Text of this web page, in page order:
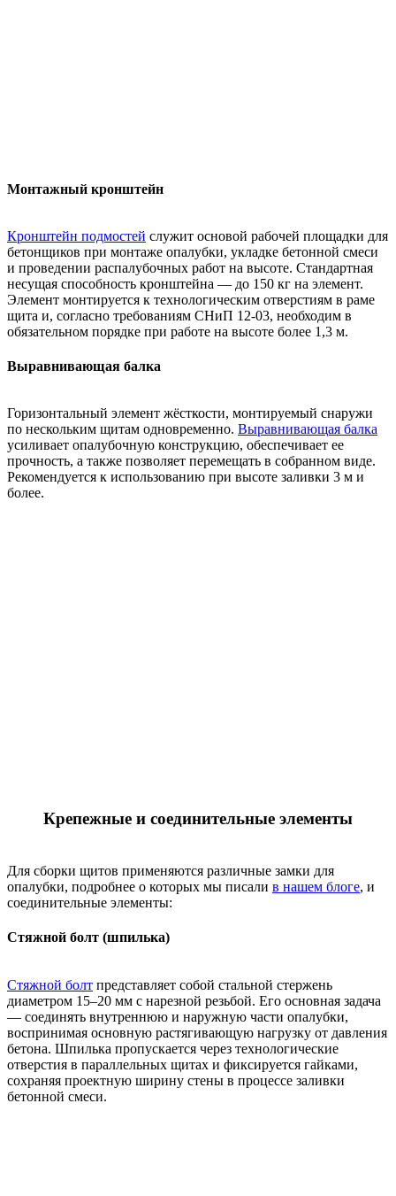
Монтажный кронштейн
Кронштейн подмостей служит основой рабочей площадки для
бетонщиков при монтаже опалубки, укладке бетонной смеси
и проведении распалубочных работ на высоте. Стандартная
несущая способность кронштейна — до 150 кг на элемент.
Элемент монтируется к технологическим отверстиям в раме
щита и, согласно требованиям СНиП 12-03, необходим в
обязательном порядке при работе на высоте более 1,3 м.
Выравнивающая балка
Горизонтальный элемент жёсткости, монтируемый снаружи
по нескольким щитам одновременно. Выравнивающая балка
усиливает опалубочную конструкцию, обеспечивает ее
прочность, а также позволяет перемещать в собранном виде.
Рекомендуется к использованию при высоте заливки 3 м и
более.
Крепежные и соединительные элементы
Для сборки щитов применяются различные замки для
опалубки, подробнее о которых мы писали в нашем блоге, и
соединительные элементы:
Стяжной болт (шпилька)
Стяжной болт представляет собой стальной стержень
диаметром 15–20 мм с нарезной резьбой. Его основная задача
— соединять внутреннюю и наружную части опалубки,
воспринимая основную растягивающую нагрузку от давления
бетона. Шпилька пропускается через технологические
отверстия в параллельных щитах и фиксируется гайками,
сохраняя проектную ширину стены в процессе заливки
бетонной смеси.